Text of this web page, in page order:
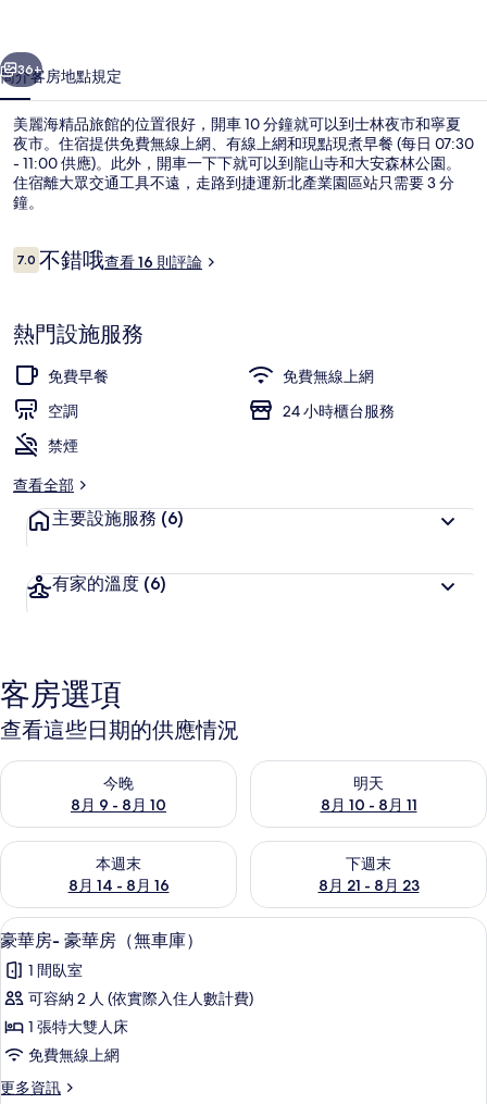
的
相
片
集
個 下一個
36+
簡介客房地點規定
美麗海精品旅館的位置很好，開車 10 分鐘就可以到士林夜市和寧夏
夜市。住宿提供免費無線上網、有線上網和現點現煮早餐 (每日 07:30
- 11:00 供應)。此外，開車一下下就可以到龍山寺和大安森林公園。
住宿離大眾交通工具不遠，走路到捷運新北產業園區站只需要 3 分
鐘。
評
論
7.07.0 分，滿分 10 分，
不錯哦查看 16 則評論
熱門設施服務
免費早餐
免費無線上網
空調
24 小時櫃台服務
禁煙
查看全部
主要設施服務 (6)
有家的溫度 (6)
客房選項
查看這些日期的供應情況
今晚
8月 9 - 8月 10
查看今晚 (8月 9 - 8月 10) 的供應情況
明天
8月 10 - 8月 11
查看明天 (8月 10 - 8月 11) 的
本週末
8月 14 - 8月 16
查看本週末 (8月 14 - 8月 16) 的供應情況
下週末
8月 21 - 8月 23
查看下週末 (8月 21 - 8月 23)
顯
示
豪
華
房-
豪華房- 豪華房（無車庫） | 高級寢具
9
豪華房- 豪華房（無車庫）
1 間臥室
可容納 2 人 (依實際入住人數計費)
1 張特大雙人床
免費無線上網
更多資訊
更